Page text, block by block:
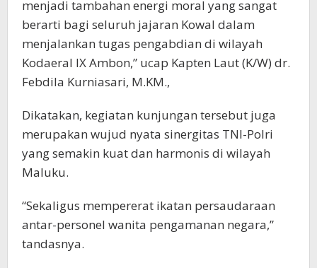
menjadi tambahan energi moral yang sangat
berarti bagi seluruh jajaran Kowal dalam
menjalankan tugas pengabdian di wilayah
Kodaeral IX Ambon,” ucap Kapten Laut (K/W) dr.
Febdila Kurniasari, M.KM.,
Dikatakan, kegiatan kunjungan tersebut juga
merupakan wujud nyata sinergitas TNI-Polri
yang semakin kuat dan harmonis di wilayah
Maluku.
“Sekaligus mempererat ikatan persaudaraan
antar-personel wanita pengamanan negara,”
tandasnya.